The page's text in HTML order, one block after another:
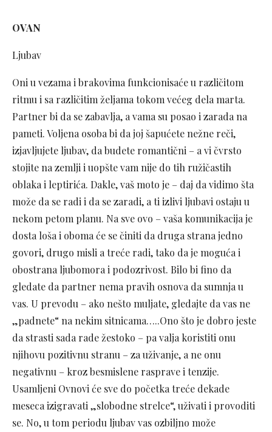
OVAN
Ljubav
Oni u vezama i brakovima funkcionisaće u različitom
ritmu i sa različitim željama tokom većeg dela marta.
Partner bi da se zabavlja, a vama su posao i zarada na
pameti. Voljena osoba bi da joj šapućete nežne reči,
izjavljujete ljubav, da budete romantični – a vi čvrsto
stojite na zemlji i uopšte vam nije do tih ružičastih
oblaka i leptirića. Dakle, vaš moto je – daj da vidimo šta
može da se radi i da se zaradi, a ti izlivi ljubavi ostaju u
nekom petom planu. Na sve ovo – vaša komunikacija je
dosta loša i oboma će se činiti da druga strana jedno
govori, drugo misli a treće radi, tako da je moguća i
obostrana ljubomora i podozrivost. Bilo bi fino da
gledate da partner nema pravih osnova da sumnja u
vas. U prevodu – ako nešto muljate, gledajte da vas ne
„padnete“ na nekim sitnicama…..Ono što je dobro jeste
da strasti sada rade žestoko – pa valja koristiti onu
njihovu pozitivnu stranu – za uživanje, a ne onu
negativnu – kroz besmislene rasprave i tenzije.
Usamljeni Ovnovi će sve do početka treće dekade
meseca izigravati „slobodne strelce“, uživati i provoditi
se. No, u tom periodu ljubav vas ozbiljno može